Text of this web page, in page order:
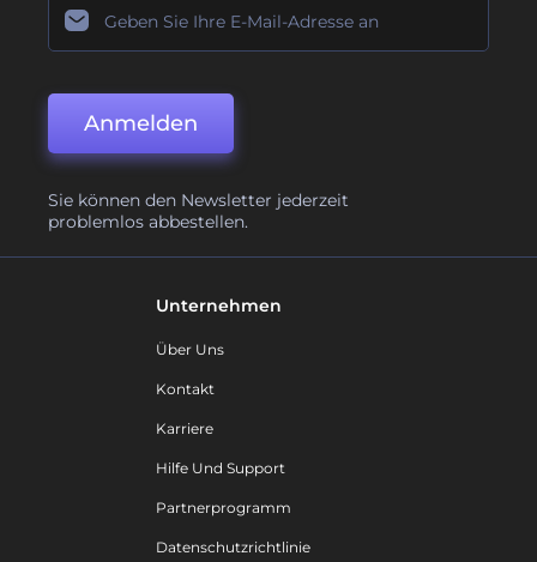
Anmelden
Sie können den Newsletter jederzeit
problemlos abbestellen.
Unternehmen
Über Uns
Kontakt
Karriere
Hilfe Und Support
Partnerprogramm
Datenschutzrichtlinie